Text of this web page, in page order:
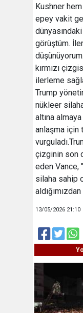
Kushner
epey vakit
görüştüm.
kırmızı
ilerleme
Trump
nükleer
altına
anlaşma için
çizginin son
eden Vance,
silaha sahip
13/05/2026 21:10